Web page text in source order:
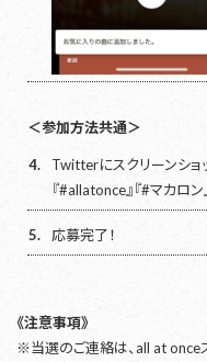
＜参加方法共通＞
4.
Twitterにスクリーンショ
『#allatonce』『#マカロ
5. 応募完了！
《注意事項》
※当選のご連絡は、all at once